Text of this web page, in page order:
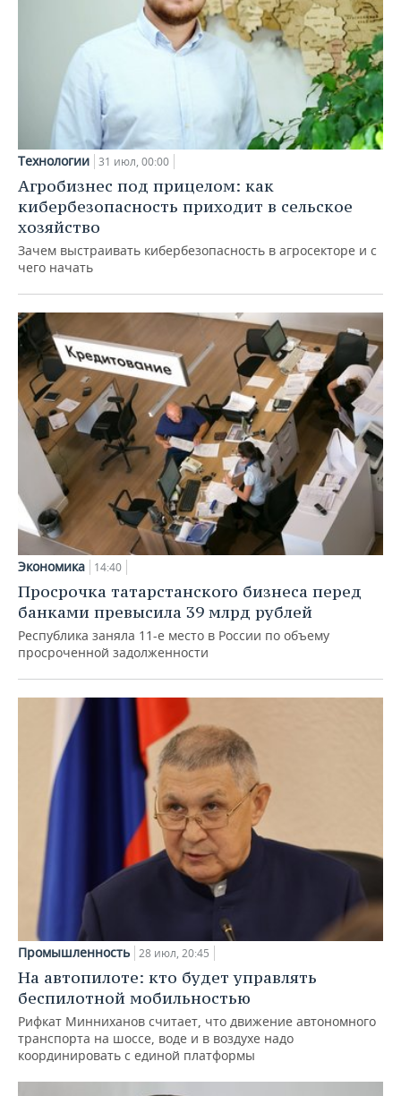
Технологии 31 июл, 00:00
Агробизнес под прицелом: как
кибербезопасность приходит в сельское
хозяйство
Зачем выстраивать кибербезопасность в агросекторе и с
чего начать
Экономика 14:40
Просрочка татарстанского бизнеса перед
банками превысила 39 млрд рублей
Республика заняла 11-е место в России по объему
просроченной задолженности
Промышленность 28 июл, 20:45
На автопилоте: кто будет управлять
беспилотной мобильностью
Рифкат Минниханов считает, что движение автономного
транспорта на шоссе, воде и в воздухе надо
координировать с единой платформы